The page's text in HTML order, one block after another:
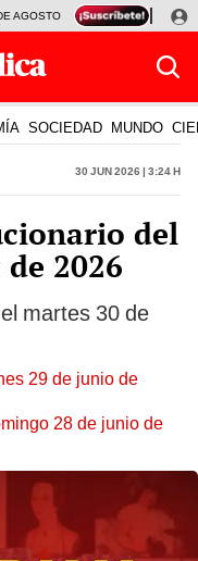
AGOSTO TINKA RESULTADOS
SOCIEDAD MUNDO
30 Jun 2026 | 3:24 h
del
2026
martes 30 de
29 de junio de
28 de junio de